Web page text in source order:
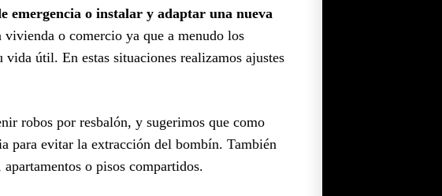
emergencia o instalar y adaptar una nueva
vivienda o comercio ya que a menudo los
útil. En estas situaciones realizamos ajustes
robos por resbalón, y sugerimos que como
para evitar la extracción del bombín. También
o pisos compartidos.